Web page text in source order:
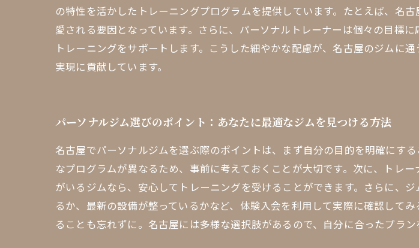
の特性を活かしたトレーニングプログラムを提供しています。たとえば、名
愛される要因となっています。さらに、パーソナルトレーナーは個々の目標
トレーニングをサポートします。こうした細やかな配慮が、名古屋のジムに
実現に貢献しています。
パーソナルジム選びのポイント：あなたに最適なジムを見つける方法
名古屋でパーソナルジムを選ぶ際のポイントは、まず自分の目的を明確にす
なプログラムが異なるため、事前に考えておくことが大切です。次に、トレ
がいるジムなら、安心してトレーニングを受けることができます。さらに、
るか、最新の設備が整っているかなど、体験入会を利用して実際に確認して
ることも忘れずに。名古屋には多様な選択肢があるので、自分に合ったプラン